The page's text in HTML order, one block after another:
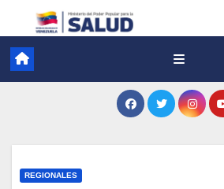
REGIONALES